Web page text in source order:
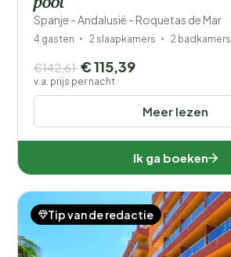
pool
Spanje - Andalusië - Roquetas de Mar
4 gasten 2 slaapkamers 2 badkamers
Meer lezen
€142,61 € 115,39
v.a. prijs per nacht
Ik ga boeken
Tip van de redactie